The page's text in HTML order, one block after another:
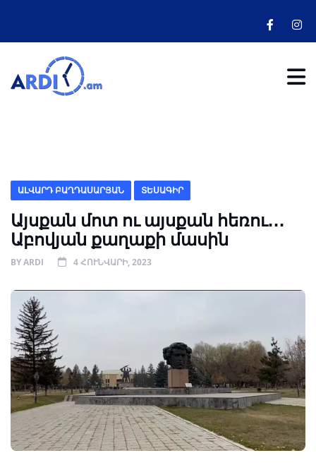
ԱԼՎԱՐԴ ԲԱՂԴԱՍԱՐՅԱՆ ՏԵՍԱԳԻՐ
Այսքան մոտ ու այսքան հեռու․․․
Աբովյան քաղաքի մասին
BYARDI 4 ՀՈՒՆՎԱՐԻ, 2023